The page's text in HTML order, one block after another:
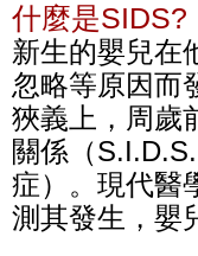
什麼是SIDS?
新生的嬰兒在
忽略等原因而
狹義上，周歲
關係（
症）。現代醫
測其發生，嬰